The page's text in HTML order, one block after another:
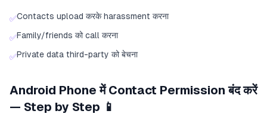
✅Contacts upload करके harassment करना
✅Family/friends को call करना
✅Private data third-party को बेचना
Android Phone में Contact Permission बंद करें
— Step by Step 📱